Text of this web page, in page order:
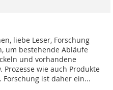
liebe Leser, Forschung
um bestehende Abläufe
und vorhandene
Prozesse wie auch Produkte
Forschung ist daher ein...